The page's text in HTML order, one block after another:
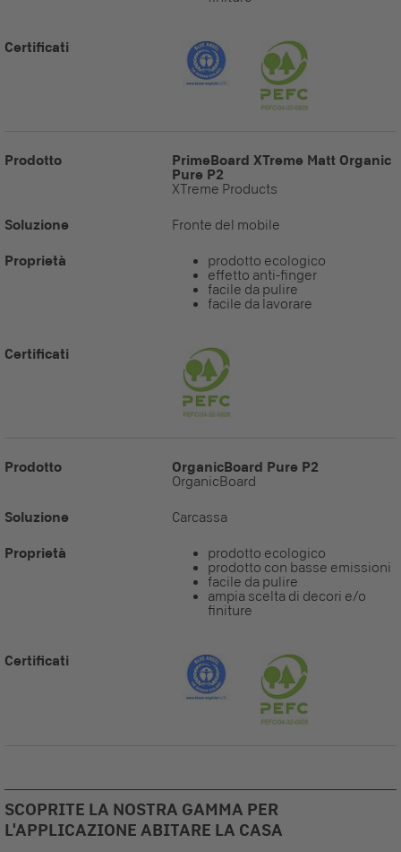
Certificati
Prodotto
PrimeBoard XTreme Matt Organic
Pure P2
XTreme Products
Soluzione Fronte del mobile
Proprietà
prodotto ecologico
effetto anti-finger
facile da pulire
facile da lavorare
Certificati
Prodotto OrganicBoard Pure P2
OrganicBoard
Soluzione Carcassa
Proprietà
prodotto ecologico
prodotto con basse emissioni
facile da pulire
ampia scelta di decori e/o
finiture
Certificati
SCOPRITE LA NOSTRA GAMMA PER
L'APPLICAZIONE ABITARE LA CASA